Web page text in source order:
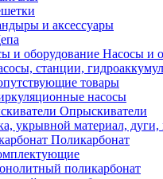
и аксессуары
Насосы и
станции,
товары
насосы
Опрыскиватели
Поликарбонат
поликарбонат